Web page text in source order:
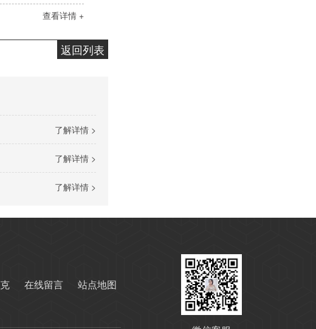
查看详情 +
返回列表
了解详情 >
了解详情 >
了解详情 >
快速光亮淬火油CLK-4
在线留言 站点地图